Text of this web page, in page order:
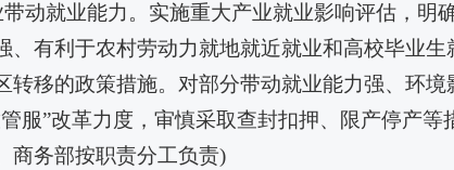
动就业能力。实施重大产业就业影响评估，明
、有利于农村劳动力就地就近就业和高校毕业生
转移的政策措施。对部分带动就业能力强、环
服”改革力度，审慎采取查封扣押、限产停产
商务部按职责分工负责)